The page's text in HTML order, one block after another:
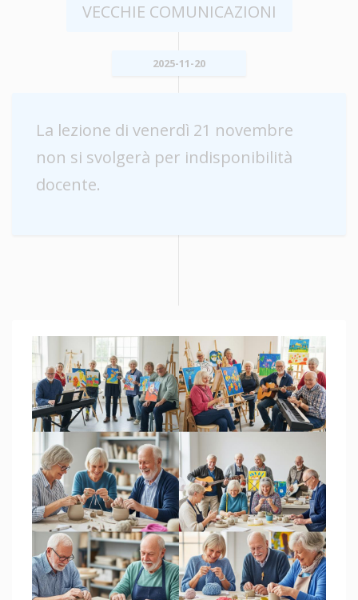
VECCHIE COMUNICAZIONI
2025-11-20
La lezione di venerdì 21 novembre
non si svolgerà per indisponibilità
docente.